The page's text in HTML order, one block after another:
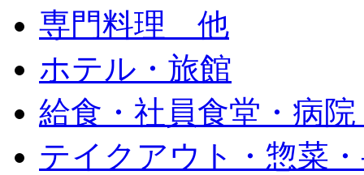
専門料理 他
ホテル・旅館
給食・社員食堂・病
テイクアウト・惣菜